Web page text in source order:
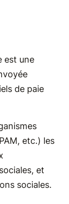
est une
de paie
etc.) les
et
sociales.